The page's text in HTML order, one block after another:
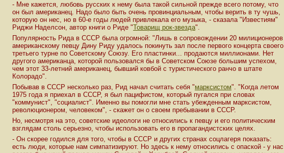
- Мне кажется, любовь русских к нему была такой сильной прежде всего потому, что
он был американец. Надо было быть очень провинциальным, чтобы верить в ту чушь,
которую он нес, но в 60-е годы людей привлекала его музыка, - сказала "Известиям"
Риджи Наделсон, автор книги о Риде "Товарищ рок-звезда".
Популярность Рида в СССР была огромной: "Лишь в сопровождении 20 милиционеров
американскому певцу Дину Риду удалось покинуть зал после первого концерта своего
третьего турне по Советскому Союзу. Его пластинки... продаются миллионами. Нет
другого американца, которой пользовался бы в Советском Союзе большим успехом,
чем этот 33-летний американец, бывший ковбой с туристического ранчо в штате
Колорадо".
Побывав в СССР несколько раз, Рид начал считать себя "марксистом". "Когда летом
1975 года я приехал в СССР, я был пацифистом, который пугался при словах
"коммунист", "социалист". Именно вы помогли мне стать убежденным марксистом,
революционером, человеком", - скажет он о своем пребывании в СССР.
Но, несмотря на это, советские идеологи не относились к певцу и его политическим
взглядам столь серьезно, чтобы использовать его в пропагандистских целях.
- Он скорее годился для того, чтобы в СССР и других странах соцлагеря показать:
есть люди, которые нам симпатизируют. Но здесь к нему относились с опаской - у нас